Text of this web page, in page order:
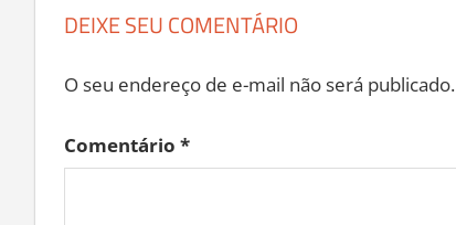
DEIXE SEU COMENTÁRIO
O seu endereço de e-mail não será publicado.
Comentário